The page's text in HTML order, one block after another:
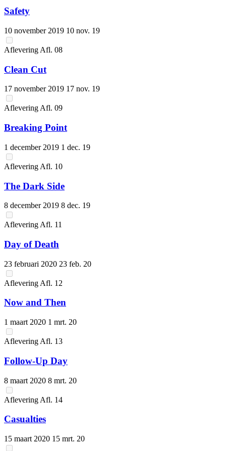
Safety
10 november 2019 10 nov. 19
Aflevering Afl. 08
Clean Cut
17 november 2019 17 nov. 19
Aflevering Afl. 09
Breaking Point
1 december 2019 1 dec. 19
Aflevering Afl. 10
The Dark Side
8 december 2019 8 dec. 19
Aflevering Afl. 11
Day of Death
23 februari 2020 23 feb. 20
Aflevering Afl. 12
Now and Then
1 maart 2020 1 mrt. 20
Aflevering Afl. 13
Follow-Up Day
8 maart 2020 8 mrt. 20
Aflevering Afl. 14
Casualties
15 maart 2020 15 mrt. 20